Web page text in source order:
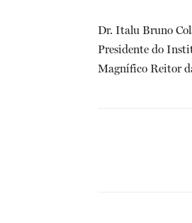
Dr. Italu Bruno
Presidente do
Magnífico Reitor